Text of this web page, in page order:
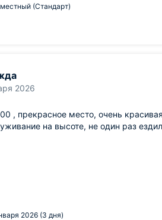
(Стандарт)
2026
, прекрасное место, очень
на высоте, не один раз
2026 (3 дня)